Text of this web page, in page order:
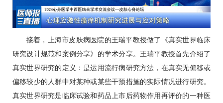
接着，上海市皮肤病医院的王瑞平教授做了《真实世界临床
研究设计规范和案例分享》的学术分享。王瑞平教授首先介绍了
真实世界研究的定义：是运用流行病研究方法，在真实无偏移或
偏移较少的人群中对某种或某些干预措施的实际情况进行研究。
真实世界研究是临床试验和药品上市后药物作用再评价的一种医